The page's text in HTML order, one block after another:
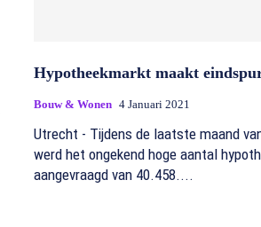
Hypotheekmarkt maakt
Bouw & Wonen 4 Januari 2021
Utrecht - Tijdens de laatste maand
werd het ongekend hoge aantal
aangevraagd van 40.458....